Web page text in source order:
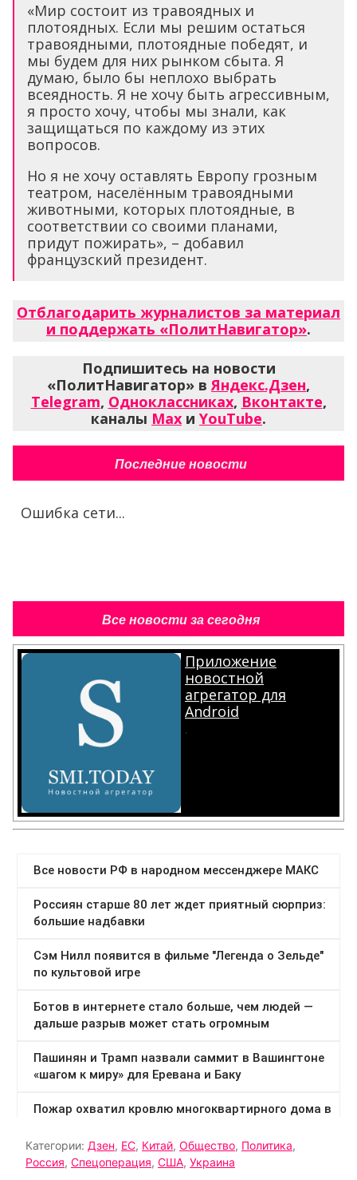
«Мир состоит из травоядных и
плотоядных. Если мы решим остаться
травоядными, плотоядные победят, и
мы будем для них рынком сбыта. Я
думаю, было бы неплохо выбрать
всеядность. Я не хочу быть агрессивным,
я просто хочу, чтобы мы знали, как
защищаться по каждому из этих
вопросов.
Но я не хочу оставлять Европу грозным
театром, населённым травоядными
животными, которых плотоядные, в
соответствии со своими планами,
придут пожирать», – добавил
французский президент.
Отблагодарить журналистов за материал
и поддержать «ПолитНавигатор».
Подпишитесь на новости
«ПолитНавигатор» вЯндекс.Дзен,
Telegram, Одноклассниках, Вконтакте,
каналы Max и YouTube.
Последние новости
Ошибка сети...
Все новости за сегодня
Приложение
новостной
агрегатор для
Android
.
Категории: Дзен, ЕС, Китай, Общество, Политика,
Россия, Спецоперация, США, Украина